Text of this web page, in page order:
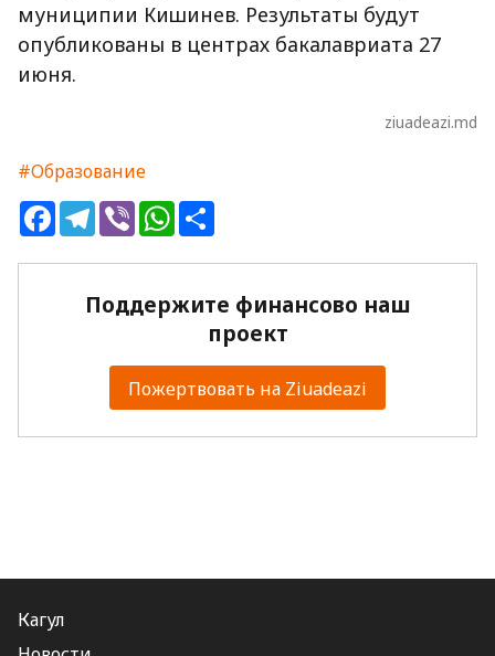
муниципии Кишинев. Результаты будут
опубликованы в центрах бакалавриата 27
июня.
ziuadeazi.md
#Образование
FacebookTelegram
ViberWhatsApp
Поддержите финансово наш
проект
Пожертвовать на Ziuadeazi
Кагул